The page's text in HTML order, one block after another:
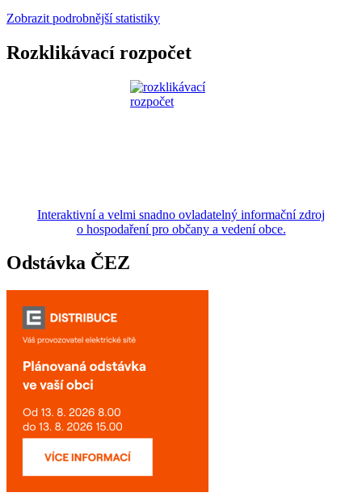
Zobrazit podrobnější statistiky
Rozklikávací rozpočet
Interaktivní a velmi snadno ovladatelný informační zdroj
o hospodaření pro občany a vedení obce.
Odstávka ČEZ